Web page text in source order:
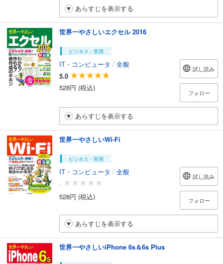
あらすじを表示する
世界一やさしいエクセル 2016
ビジネス・実用
IT・コンピュータ / 全般
5.0
528円 (税込)
試し読み
フォロー
あらすじを表示する
世界一やさしいWi-Fi
ビジネス・実用
IT・コンピュータ / 全般
-
528円 (税込)
試し読み
フォロー
あらすじを表示する
世界一やさしいiPhone 6s＆6s Plus